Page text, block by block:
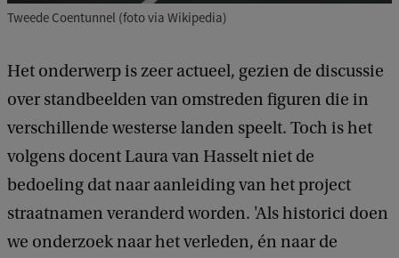
Tweede Coentunnel (foto via Wikipedia)
Het onderwerp is zeer actueel, gezien de discussie
over standbeelden van omstreden figuren die in
verschillende westerse landen speelt. Toch is het
volgens docent Laura van Hasselt niet de
bedoeling dat naar aanleiding van het project
straatnamen veranderd worden. 'Als historici doen
we onderzoek naar het verleden, én naar de